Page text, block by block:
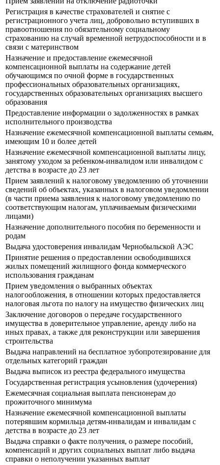
Регистрация в качестве страхователей и снятие с
регистрационного учета лиц, добровольно вступивших в
правоотношения по обязательному социальному
страхованию на случай временной нетрудоспособности и в
связи с материнством
Назначение и предоставление ежемесячной
компенсационной выплаты на содержание детей
обучающимся по очной форме в государственных
профессиональных образовательных организациях,
государственных образовательных организациях высшего
образования
Предоставление информации о задолженностях в рамках
исполнительного производства
Назначение ежемесячной компенсационной выплаты семьям,
имеющим 10 и более детей
Назначение ежемесячной компенсационной выплаты лицу,
занятому уходом за ребенком-инвалидом или инвалидом с
детства в возрасте до 23 лет
Прием заявлений к налоговому уведомлению об уточнении
сведений об объектах, указанных в налоговом уведомлении
(в части приема заявления к налоговому уведомлению по
соответствующим налогам, уплачиваемым физическими
лицами)
Назначение дополнительного пособия по беременности и
родам
Выдача удостоверения инвалидам Чернобыльской АЭС
Принятие решения о предоставлении освободившихся
жилых помещений жилищного фонда коммерческого
использования гражданам
Прием уведомления о выбранных объектах
налогообложения, в отношении которых предоставляется
налоговая льгота по налогу на имущество физических лиц
Заключение договоров о передаче государственного
имущества в доверительное управление, аренду либо на
иных правах, а также для реконструкции или завершения
строительства
Выдача направлений на бесплатное зубопротезирование для
отдельных категорий граждан
Выдача выписок из реестра федерального имущества
Государственная регистрация усыновления (удочерения)
Ежемесячная социальная выплата пенсионерам до
прожиточного минимума
Назначение ежемесячной компенсационной выплаты
потерявшим кормильца детям-инвалидам и инвалидам с
детства в возрасте до 23 лет
Выдача справки о факте получения, о размере пособий,
компенсаций и других социальных выплат либо выдача
справки о неполучении указанных выплат